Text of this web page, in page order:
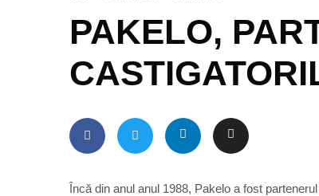
PAKELO,
Încă din anul anul 1988, Pakelo a fost